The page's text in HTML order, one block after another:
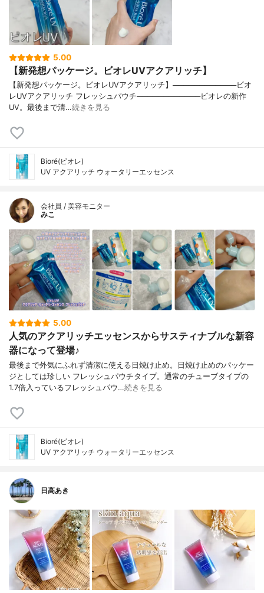
5.00
【新発想パッケージ。ビオレUVアクアリッチ】
【新発想パッケージ。ビオレUVアクアリッチ】────────────ビオ
レUVアクアリッチ フレッシュパウチ────────────ビオレの新作
UV。最後まで清…続きを見る
Bioré(ビオレ)
UV アクアリッチ ウォータリーエッセンス
会社員 / 美容モニター
みこ
5.00
人気のアクアリッチエッセンスからサスティナブルな新容
器になって登場♪
最後まで外気にふれず清潔に使える日焼け止め。日焼け止めのパッケー
ジとしては珍しい フレッシュパウチタイプ。通常のチューブタイプの
1.7倍入っているフレッシュパウ…続きを見る
Bioré(ビオレ)
UV アクアリッチ ウォータリーエッセンス
日高あき